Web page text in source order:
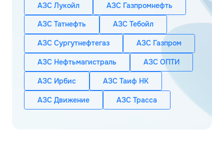
АЗС Лукойл АЗС Газпромнефть
АЗС Татнефть АЗС Тебойл
АЗС Сургутнефтегаз АЗС Газпром
АЗС Нефтьмагистраль АЗС ОПТИ
АЗС Ирбис АЗС Таиф НК
АЗС Движение АЗС Трасса